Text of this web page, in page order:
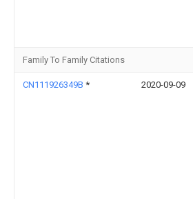
Family To Family Citations
CN111926349B * 2020-09-09